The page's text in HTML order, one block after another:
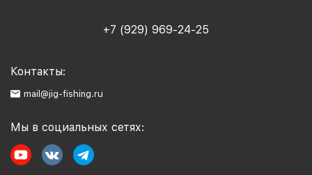
+7 (929) 969-24-25
Контакты:
mail@jig-fishing.ru
Мы в социальных сетях: